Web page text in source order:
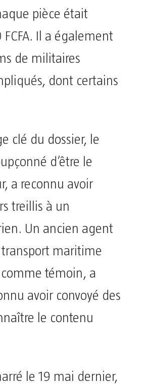
pièce était
Il a également
de militaires
dont certains
clé du dossier, le
d’être le
a reconnu avoir
treillis à un
Un ancien agent
transport maritime
témoin, a
avoir convoyé des
le contenu
le 19 mai dernier,